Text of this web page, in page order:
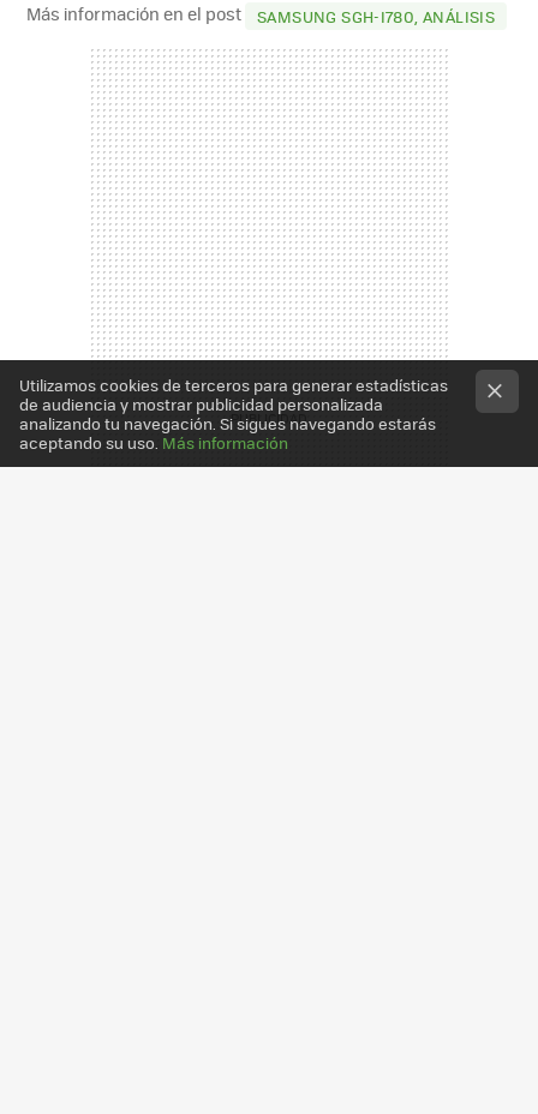
Más información en el post SAMSUNG SGH-I780, ANÁLISIS
Utilizamos cookies de terceros para generar estadísticas
de audiencia y mostrar publicidad personalizada
analizando tu navegación. Si sigues navegando estarás
aceptando su uso. Más información